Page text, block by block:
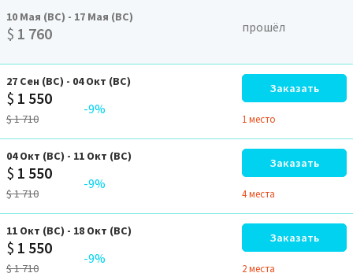
10 Мая (ВС) - 17 Мая (ВС)
$ 1 760 прошёл
27 Сен (ВС) - 04 Окт (ВС)
$1 710
$ 1 550
-9%
Заказать
1 место
04 Окт (ВС) - 11 Окт (ВС)
$1 710
$ 1 550
-9%
Заказать
4 местa
11 Окт (ВС) - 18 Окт (ВС)
$1 710
$ 1 550
-9%
Заказать
2 местa